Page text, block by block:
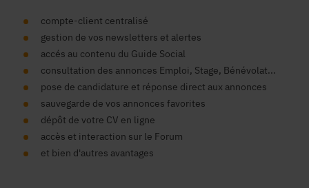
compte-client centralisé
gestion de vos newsletters et alertes
accés au contenu du Guide Social
consultation des annonces Emploi, Stage, Bénévolat...
pose de candidature et réponse direct aux annonces
sauvegarde de vos annonces favorites
dépôt de votre CV en ligne
accès et interaction sur le Forum
et bien d'autres avantages